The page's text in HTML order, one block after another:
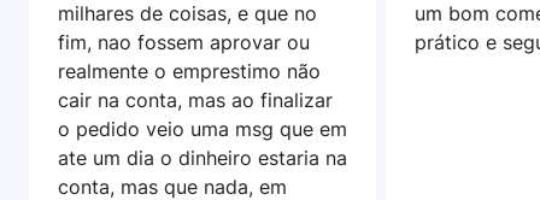
milhares de coisas, e que no
fim, nao fossem aprovar ou
realmente o emprestimo não
cair na conta, mas ao finalizar
o pedido veio uma msg que em
ate um dia o dinheiro estaria na
conta, mas que nada, em
um bom
prático e